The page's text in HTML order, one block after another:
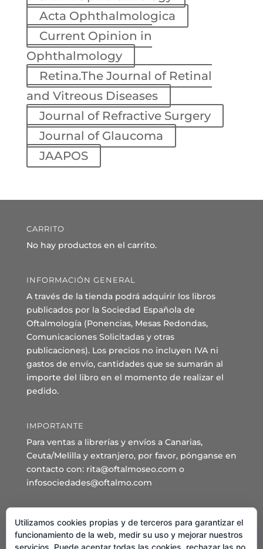
Acta Ophthalmologica
Current Opinion in
Ophthalmology
Retina.The Journal of Retinal
and Vitreous Diseases
Journal of Refractive Surgery
Journal of Glaucoma
JAAPOS
CARRITO
No hay productos en el carrito.
INFORMACIÓN GENERAL
A través de la tienda podrá adquirir los libros
publicados por la Sociedad Española de
Oftalmología (Ponencias, Mesas Redondas,
Comunicaciones Solicitadas y otras
publicaciones). Los precios no incluyen IVA ni
gastos de envío, cantidades que se sumarán al
importe del libro en el momento de realizar el
pedido.
IMPORTANTE
Para ventas a librerías y envíos a Canarias,
Ceuta/Melilla y extranjero, por favor, pónganse en
contacto con: rita@oftalmoseo.com o
infosociedades@oftalmo.com
Sede Administrativa y Secretaría General
C/ Arcipreste de Hita 14 – 1º Derecha.
Utilizamos cookies propias y de terceros para garantizar el
funcionamiento de la web, medir su uso y mejorar nuestros
servicios. Puede aceptar todas las cookies, rechazar las no